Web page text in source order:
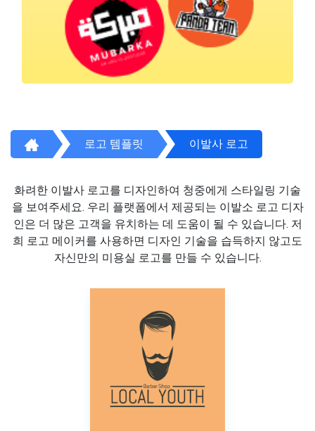
로고 템플릿 이발사 로고
화려한 이발사 로고를 디자인하여 청중에게 스타일링 기술
을 보여주세요. 우리 플랫폼에서 제공되는 이발소 로고 디자
인은 더 많은 고객을 유치하는 데 도움이 될 수 있습니다. 저
희 로고 메이커를 사용하면 디자인 기술을 습득하지 않고도
자신만의 미용실 로고를 만들 수 있습니다.